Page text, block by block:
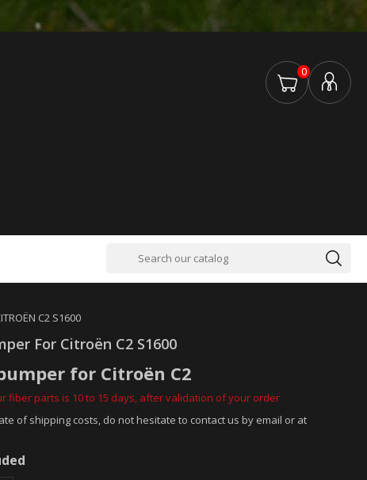
0
C2 S1600
For Citroën C2 S1600
for Citroën C2
fiber parts is 10 to 15 days, after validation of your order
of shipping costs, do not hesitate to contact us by email or at